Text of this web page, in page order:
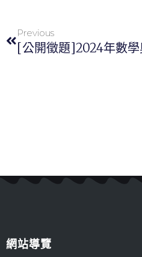
Previous
[公開徵題]2024年數學
網站導覽